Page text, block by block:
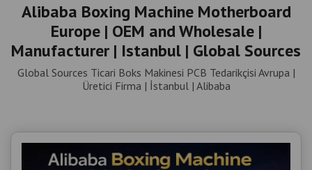
Alibaba Boxing Machine Motherboard
Europe | OEM and Wholesale |
Manufacturer | Istanbul | Global Sources
Global Sources Ticari Boks Makinesi PCB Tedarikçisi Avrupa |
Üretici Firma | İstanbul | Alibaba